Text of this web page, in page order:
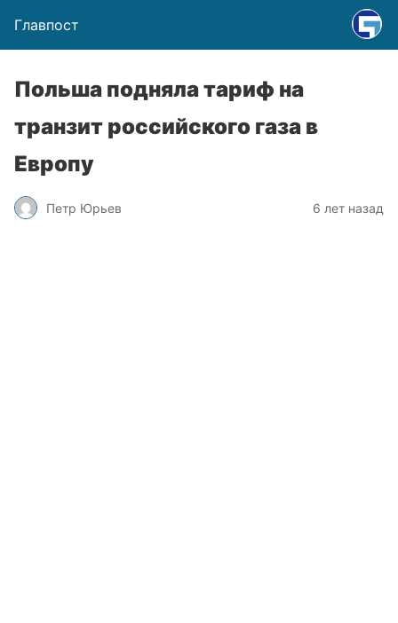
Главпост
Польша подняла тариф на
транзит российского газа в
Европу
Петр Юрьев 6 лет назад